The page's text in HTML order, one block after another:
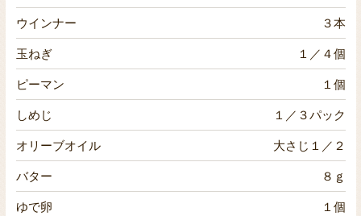
ウインナー ３本
玉ねぎ １／４個
ピーマン １個
しめじ １／３パック
オリーブオイル 大さじ１／２
バター ８ｇ
ゆで卵 １個